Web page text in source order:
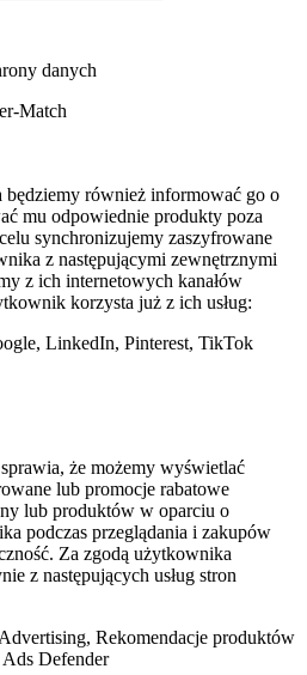
danych
Match
będziemy również informować go o
mu odpowiednie produkty poza
synchronizujemy zaszyfrowane
z następującymi zewnętrznymi
z ich internetowych kanałów
korzysta już z ich usług:
LinkedIn, Pinterest, TikTok
że możemy wyświetlać
lub promocje rabatowe
lub produktów w oparciu o
podczas przeglądania i zakupów
Za zgodą użytkownika
z następujących usług stron
Rekomendacje produktów
Defender